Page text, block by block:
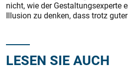
nicht, wie der Gestaltungsexperte
Illusion zu denken, dass trotz
LESEN SIE AUCH